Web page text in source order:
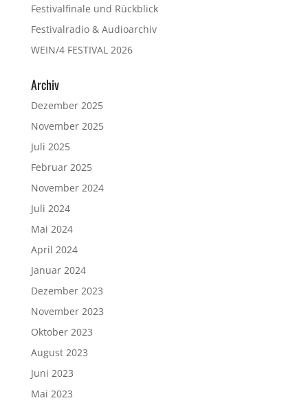
Festivalfinale und Rückblick
Festivalradio & Audioarchiv
WEIN/4 FESTIVAL 2026
Archiv
Dezember 2025
November 2025
Juli 2025
Februar 2025
November 2024
Juli 2024
Mai 2024
April 2024
Januar 2024
Dezember 2023
November 2023
Oktober 2023
August 2023
Juni 2023
Mai 2023